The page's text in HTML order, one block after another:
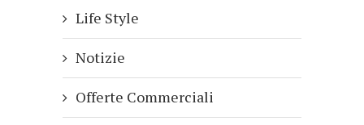
Life Style
Notizie
Offerte Commerciali